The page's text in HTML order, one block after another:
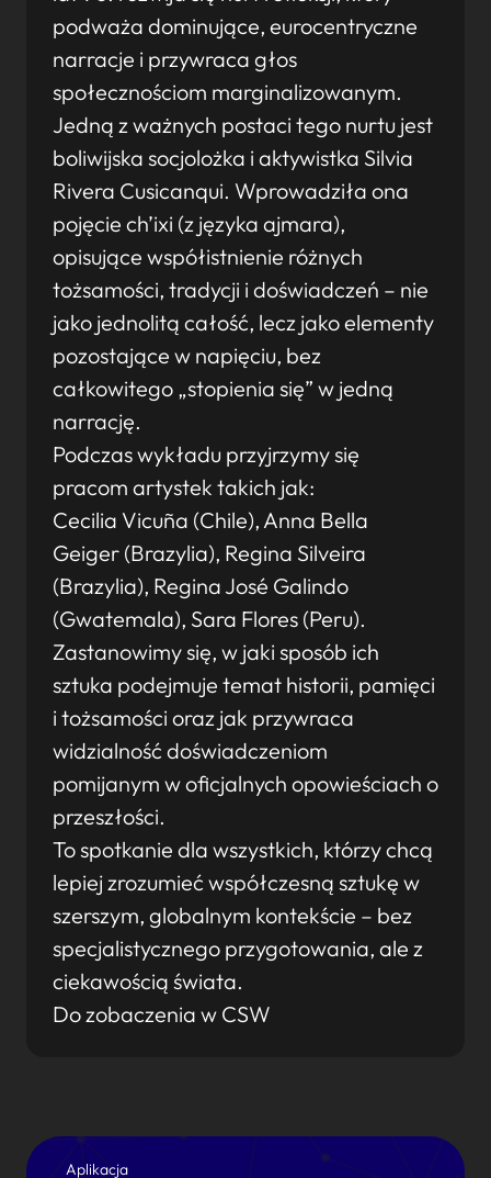
podważa dominujące, eurocentryczne
narracje i przywraca głos
społecznościom marginalizowanym.
Jedną z ważnych postaci tego nurtu jest
boliwijska socjolożka i aktywistka Silvia
Rivera Cusicanqui. Wprowadziła ona
pojęcie ch’ixi (z języka ajmara),
opisujące współistnienie różnych
tożsamości, tradycji i doświadczeń – nie
jako jednolitą całość, lecz jako elementy
pozostające w napięciu, bez
całkowitego „stopienia się” w jedną
narrację.
Podczas wykładu przyjrzymy się
pracom artystek takich jak:
Cecilia Vicuña (Chile), Anna Bella
Geiger (Brazylia), Regina Silveira
(Brazylia), Regina José Galindo
(Gwatemala), Sara Flores (Peru).
Zastanowimy się, w jaki sposób ich
sztuka podejmuje temat historii, pamięci
i tożsamości oraz jak przywraca
widzialność doświadczeniom
pomijanym w oficjalnych opowieściach o
przeszłości.
To spotkanie dla wszystkich, którzy chcą
lepiej zrozumieć współczesną sztukę w
szerszym, globalnym kontekście – bez
specjalistycznego przygotowania, ale z
ciekawością świata.
Do zobaczenia w CSW
Aplikacja